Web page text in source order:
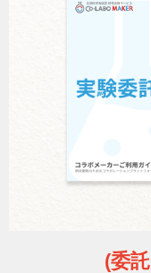
(委託